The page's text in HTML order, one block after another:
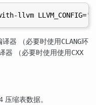
译器 （必要时使用CLANG环
器 （必要时使用使用CXX
压缩表数据。